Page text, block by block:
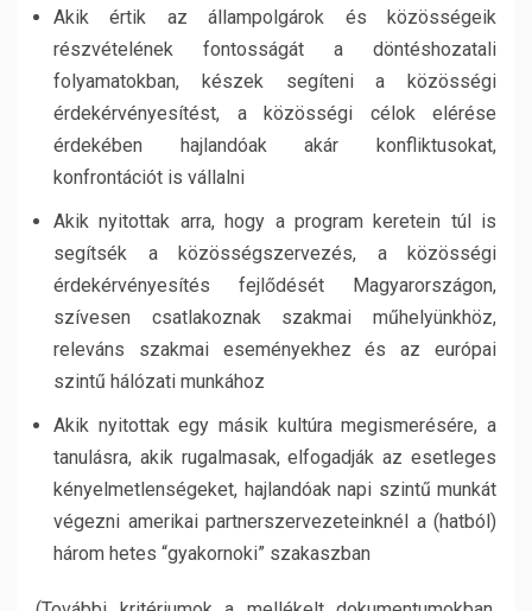
Akik értik az állampolgárok és közösségeik
részvételének fontosságát a döntéshozatali
folyamatokban, készek segíteni a közösségi
érdekérvényesítést, a közösségi célok elérése
érdekében hajlandóak akár konfliktusokat,
konfrontációt is vállalni
Akik nyitottak arra, hogy a program keretein túl is
segítsék a közösségszervezés, a közösségi
érdekérvényesítés fejlődését Magyarországon,
szívesen csatlakoznak szakmai műhelyünkhöz,
releváns szakmai eseményekhez és az európai
szintű hálózati munkához
Akik nyitottak egy másik kultúra megismerésére, a
tanulásra, akik rugalmasak, elfogadják az esetleges
kényelmetlenségeket, hajlandóak napi szintű munkát
végezni amerikai partnerszervezeteinknél a (hatból)
három hetes “gyakornoki” szakaszban